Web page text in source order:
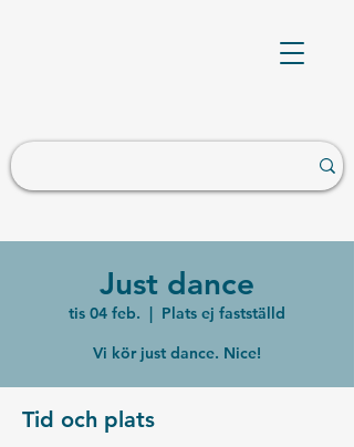
Just dance
tis 04 feb.
  |
Plats ej fastställd
Vi kör just dance. Nice!
Tid och plats